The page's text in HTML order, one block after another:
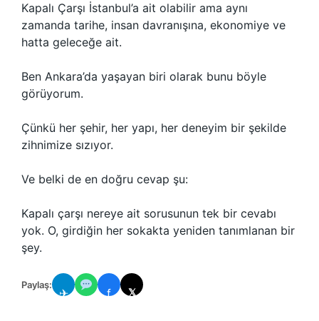
Kapalı Çarşı İstanbul’a ait olabilir ama aynı
zamanda tarihe, insan davranışına, ekonomiye ve
hatta geleceğe ait.
Ben Ankara’da yaşayan biri olarak bunu böyle
görüyorum.
Çünkü her şehir, her yapı, her deneyim bir şekilde
zihnimize sızıyor.
Ve belki de en doğru cevap şu:
Kapalı çarşı nereye ait sorusunun tek bir cevabı
yok. O, girdiğin her sokakta yeniden tanımlanan bir
şey.
Paylaş:
✈ f 𝕏